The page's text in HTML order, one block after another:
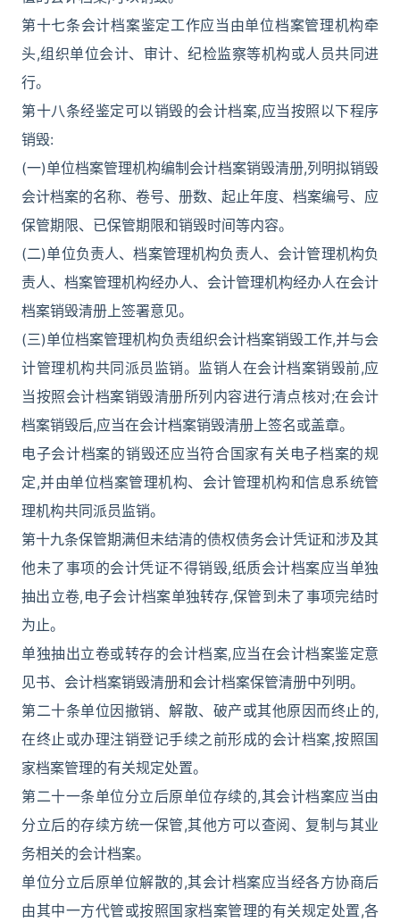
第十七条会计档案鉴定工作应当由单位档案管理机构牵
头,组织单位会计、审计、纪检监察等机构或人员共同进
行。
第十八条经鉴定可以销毁的会计档案,应当按照以下程序
销毁:
(一)单位档案管理机构编制会计档案销毁清册,列明拟销毁
会计档案的名称、卷号、册数、起止年度、档案编号、应
保管期限、已保管期限和销毁时间等内容。
(二)单位负责人、档案管理机构负责人、会计管理机构负
责人、档案管理机构经办人、会计管理机构经办人在会计
档案销毁清册上签署意见。
(三)单位档案管理机构负责组织会计档案销毁工作,并与会
计管理机构共同派员监销。监销人在会计档案销毁前,应
当按照会计档案销毁清册所列内容进行清点核对;在会计
档案销毁后,应当在会计档案销毁清册上签名或盖章。
电子会计档案的销毁还应当符合国家有关电子档案的规
定,并由单位档案管理机构、会计管理机构和信息系统管
理机构共同派员监销。
第十九条保管期满但未结清的债权债务会计凭证和涉及其
他未了事项的会计凭证不得销毁,纸质会计档案应当单独
抽出立卷,电子会计档案单独转存,保管到未了事项完结时
为止。
单独抽出立卷或转存的会计档案,应当在会计档案鉴定意
见书、会计档案销毁清册和会计档案保管清册中列明。
第二十条单位因撤销、解散、破产或其他原因而终止的,
在终止或办理注销登记手续之前形成的会计档案,按照国
家档案管理的有关规定处置。
第二十一条单位分立后原单位存续的,其会计档案应当由
分立后的存续方统一保管,其他方可以查阅、复制与其业
务相关的会计档案。
单位分立后原单位解散的,其会计档案应当经各方协商后
由其中一方代管或按照国家档案管理的有关规定处置,各